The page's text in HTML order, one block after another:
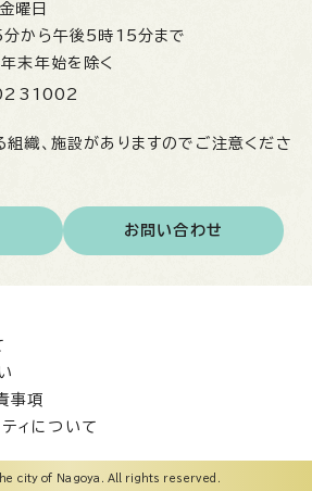
曜日
から午後5時15分まで
年末年始を除く
織、施設がありますのでご注意くださ
お問い合わせ
事項
ティについて
city of Nagoya. All rights reserved.